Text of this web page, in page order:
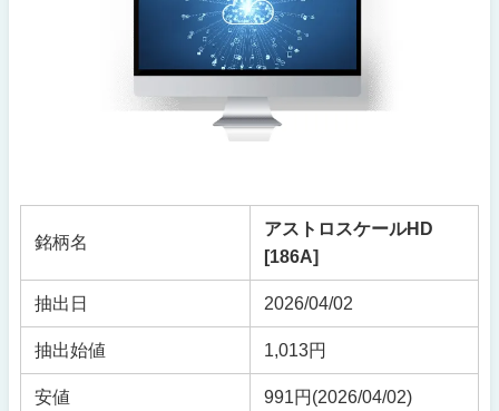
銘柄名
アストロスケールHD
[186A]
抽出日 2026/04/02
抽出始値 1,013円
安値 991円(2026/04/02)